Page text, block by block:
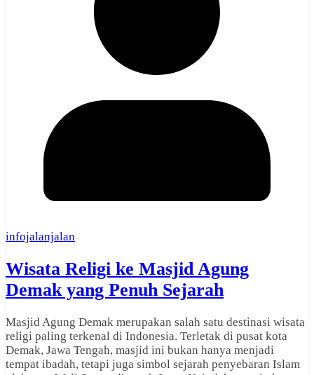
infojalanjalan
Wisata Religi ke Masjid Agung
Demak yang Penuh Sejarah
Masjid Agung Demak merupakan salah satu destinasi wisata
religi paling terkenal di Indonesia. Terletak di pusat kota
Demak, Jawa Tengah, masjid ini bukan hanya menjadi
tempat ibadah, tetapi juga simbol sejarah penyebaran Islam